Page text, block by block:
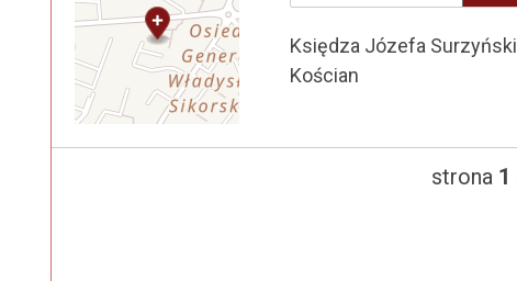
Księdza Józefa
Kościan
strona 1